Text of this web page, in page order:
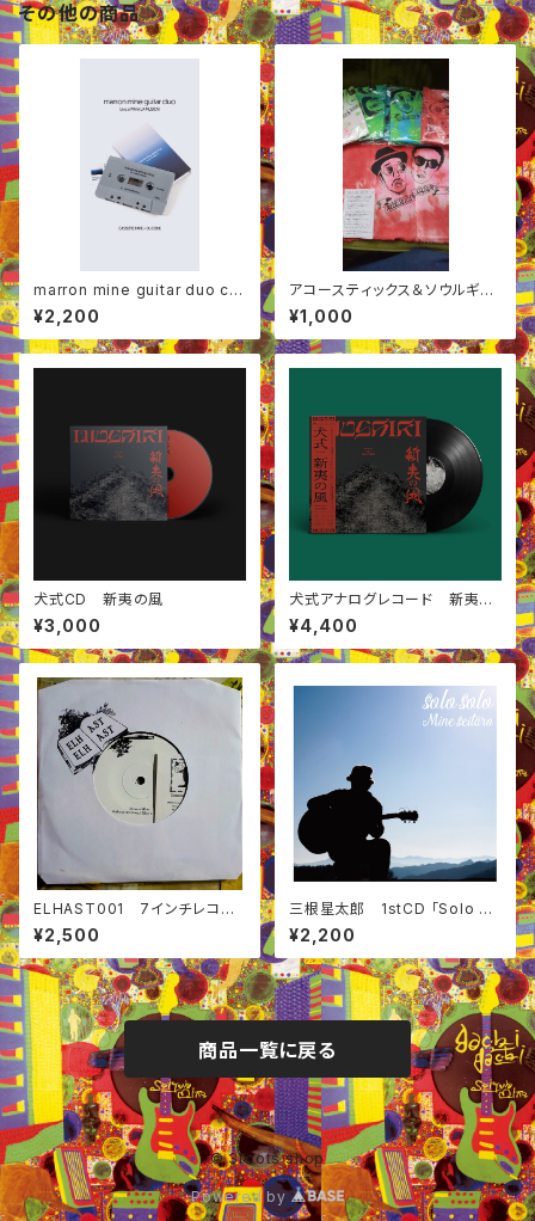
その他の商品
marron mine guitar duo ca
ssette tape
¥2,200
アコースティックス＆ソウルギャ
ング 手ぬぐい
¥1,000
犬式CD 新夷の風
¥3,000
犬式アナログレコード 新夷の
風
¥4,400
ELHAST001 7インチレコー
ド
¥2,500
三根星太郎 1stCD 「Solo So
lo」
¥2,200
商品一覧に戻る
© 3roots shop
Powered by